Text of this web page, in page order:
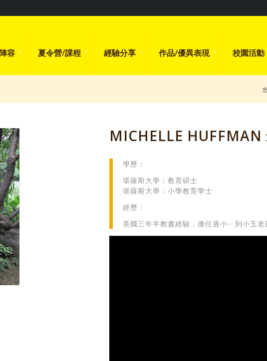
容 夏令營/課程 經驗分享 作品/優異表現 校園活動
MICHELLE HUFFMAN
學歷：
堪薩斯大學：教育碩士
堪薩斯大學：小學教育學士
經歷：
美國三年半教書經驗，擔任過小ㄧ到小五